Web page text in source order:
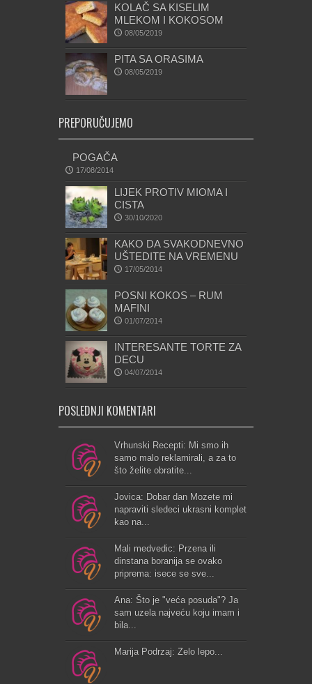
KOLAČ SA KISELIM
MLEKOM I KOKOSOM
08/05/2019
PITA SA ORASIMA
08/05/2019
PREPORUČUJEMO
POGAČA
17/08/2014
LIJEK PROTIV MIOMA I
CISTA
30/10/2020
KAKO DA SVAKODNEVNO
UŠTEDITE NA VREMENU
17/05/2014
POSNI KOKOS – RUM
MAFINI
01/07/2014
INTERESANTE TORTE ZA
DECU
04/07/2014
POSLEDNJI KOMENTARI
Vrhunski Recepti: Mi smo ih
samo malo reklamirali, a za to
što želite obratite...
Jovica: Dobar dan Mozete mi
napraviti sledeci ukrasni komplet
kao na...
Mali medvedic: Przena ili
dinstana boranija se ovako
priprema: isece se sve...
Ana: Što je "veća posuda"? Ja
sam uzela najveću koju imam i
bila...
Marija Podrzaj: Zelo lepo...